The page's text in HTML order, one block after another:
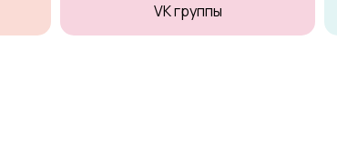
VK группы